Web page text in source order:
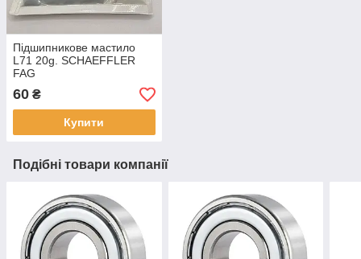
Підшипникове мастило
L71 20g. SCHAEFFLER
FAG
60 ₴
Купити
Подібні товари компанії